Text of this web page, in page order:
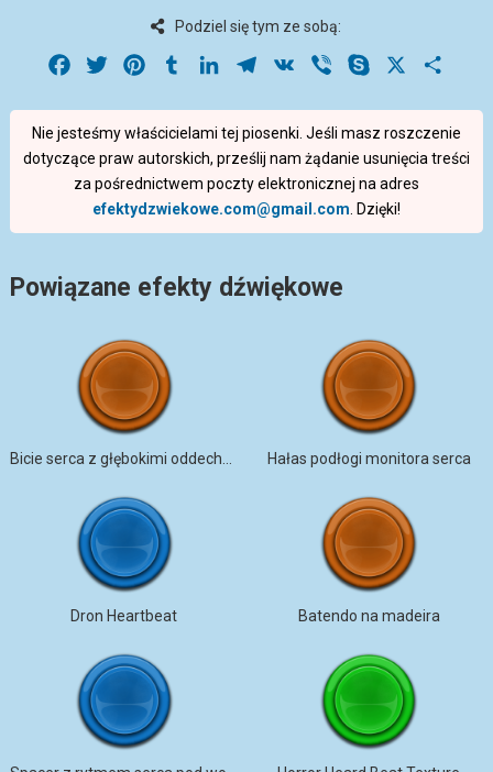
Podziel się tym ze sobą:
Facebook
Twitter PinterestTumblrLinkedInTelegram
VK Viber Skype
Nie jesteśmy właścicielami tej piosenki. Jeśli masz roszczenie
dotyczące praw autorskich, prześlij nam żądanie usunięcia treści
za pośrednictwem poczty elektronicznej na adres
efektydzwiekowe.com@gmail.com . Dzięki!
Powiązane efekty dźwiękowe
Hałas podłogi monitora serca
Dron Heartbeat Batendo na madeira